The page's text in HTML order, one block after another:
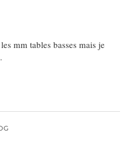
mm tables basses mais je